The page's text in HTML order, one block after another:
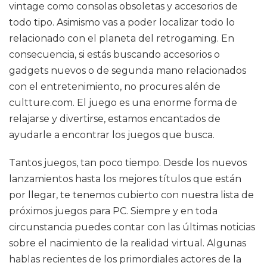
vintage como consolas obsoletas y accesorios de
todo tipo. Asimismo vas a poder localizar todo lo
relacionado con el planeta del retrogaming. En
consecuencia, si estás buscando accesorios o
gadgets nuevos o de segunda mano relacionados
con el entretenimiento, no procures alén de
cultture.com. El juego es una enorme forma de
relajarse y divertirse, estamos encantados de
ayudarle a encontrar los juegos que busca.
Tantos juegos, tan poco tiempo. Desde los nuevos
lanzamientos hasta los mejores títulos que están
por llegar, te tenemos cubierto con nuestra lista de
próximos juegos para PC. Siempre y en toda
circunstancia puedes contar con las últimas noticias
sobre el nacimiento de la realidad virtual. Algunas
hablas recientes de los primordiales actores de la